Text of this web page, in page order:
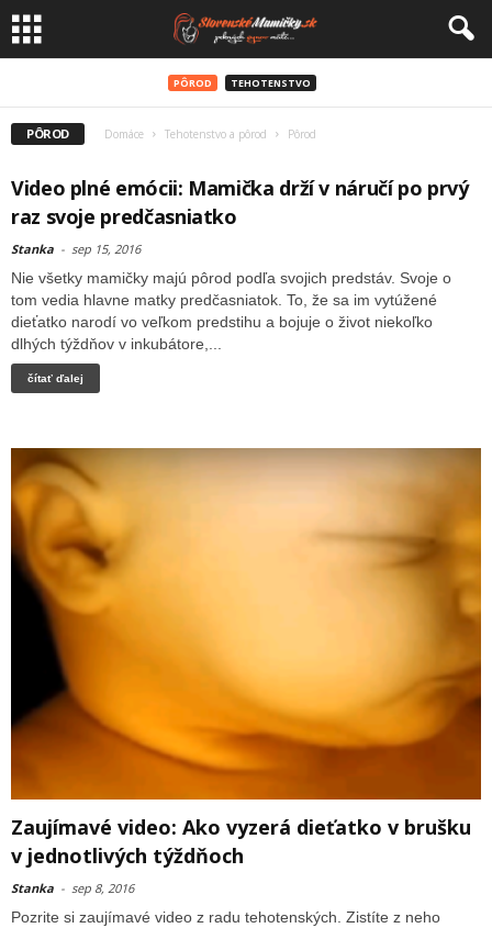
PÔROD TEHOTENSTVO
PÔROD Domáce Tehotenstvo a pôrod Pôrod
Video plné emócii: Mamička drží v náručí po prvý
raz svoje predčasniatko
Stanka - sep 15, 2016
Nie všetky mamičky majú pôrod podľa svojich predstáv. Svoje o
tom vedia hlavne matky predčasniatok. To, že sa im vytúžené
dieťatko narodí vo veľkom predstihu a bojuje o život niekoľko
dlhých týždňov v inkubátore,...
čítať ďalej
Zaujímavé video: Ako vyzerá dieťatko v brušku
v jednotlivých týždňoch
Stanka - sep 8, 2016
Pozrite si zaujímavé video z radu tehotenských. Zistíte z neho